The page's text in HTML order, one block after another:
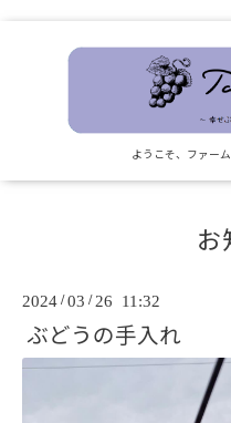
ようこそ、ファー
お
2024 /03 /26 11:32
ぶどうの手入れ